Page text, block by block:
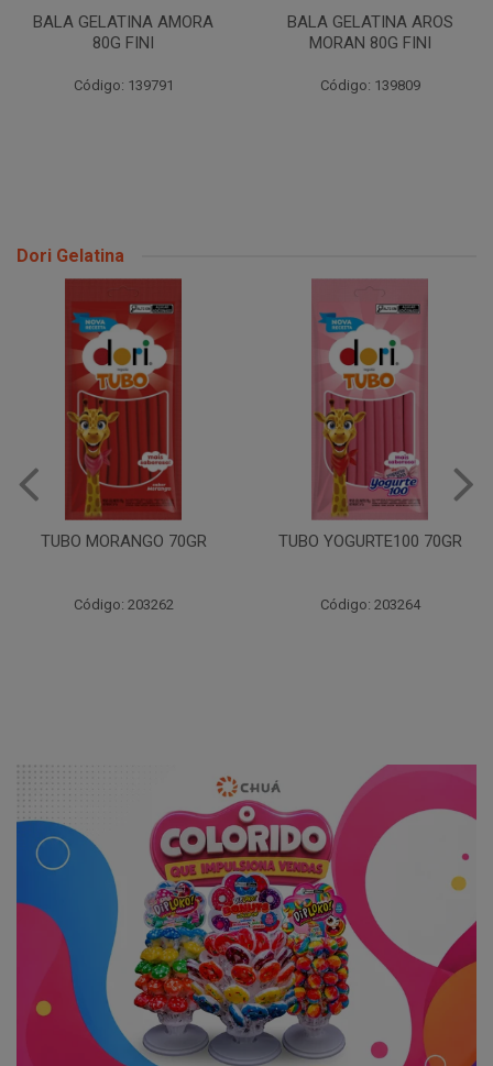
BALA GELATINA AMORA
80G FINI
Código: 139791
BALA GELATINA AROS
MORAN 80G FINI
Código: 139809
Dori Gelatina
TUBO MORANGO 70GR
Código: 203262
TUBO YOGURTE100 70GR
Código: 203264